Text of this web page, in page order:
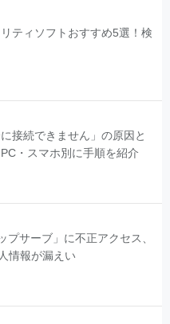
ティソフトおすすめ5選！検
接続できません」の原因と
・スマホ別に手順を紹介
プサーブ」に不正アクセス、
情報が漏えい